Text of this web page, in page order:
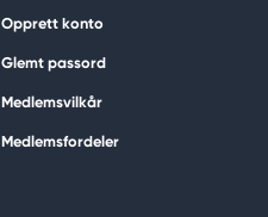
Opprett konto
Glemt passord
Medlemsvilkår
Medlemsfordeler